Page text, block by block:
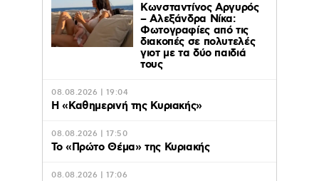
Κωνσταντίνος Αργυρός
– Αλεξάνδρα Νίκα:
Φωτογραφίες από τις
διακοπές σε πολυτελές
γιοτ με τα δύο παιδιά
τους
08.08.2026 | 19:04
H «Καθημερινή της Κυριακής»
08.08.2026 | 17:50
Το «Πρώτο Θέμα» της Κυριακής
08.08.2026 | 17:06